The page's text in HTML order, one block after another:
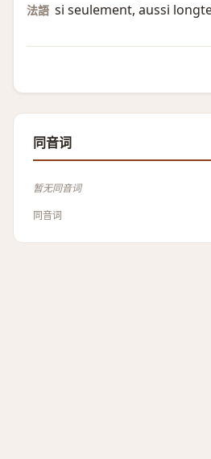
法語 si seulement, aussi
同音词
暂无同音词
同音词